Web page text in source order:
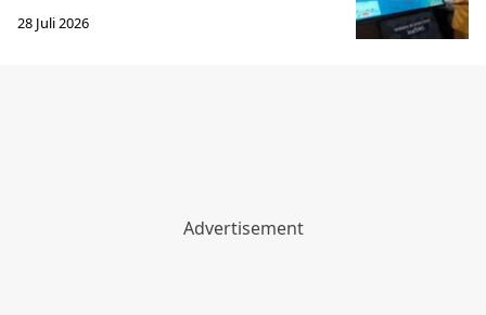
28 Juli 2026